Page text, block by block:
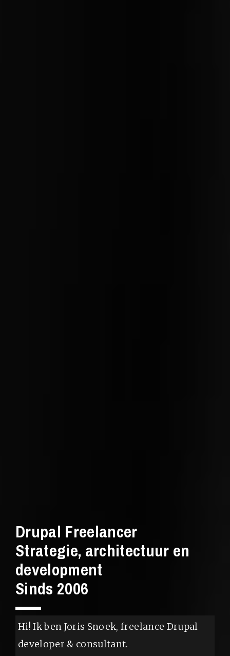
Drupal Freelancer
Strategie, architectuur en
development
Sinds 2006
Hi! Ik ben Joris Snoek, freelance Drupal
developer & consultant.